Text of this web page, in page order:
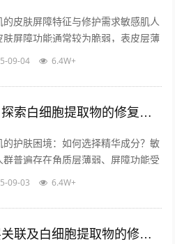
的皮肤屏障特征与修护需求敏感肌人
肤屏障功能通常较为脆弱，表皮层薄
层结构松散，容易受外界环境刺激
09-04 6.4W+
敏感肌用什么精华好？探索白细胞提取物的修复力量
的护肤困境：如何选择精华成分？敏
群普遍存在角质层薄弱、屏障功能受
受外界刺激的问题，这类肌肤对护肤
09-03 6.4W+
红血丝与敏感肌的深层关联及白细胞提取物的修复奥秘